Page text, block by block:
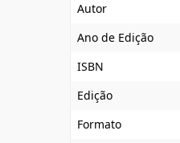
Autor
Ano de Edição
ISBN
Edição
Formato